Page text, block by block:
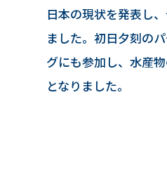
日本の現状を発表し
ました。初日夕刻の
グにも参加し、水産
となりました。